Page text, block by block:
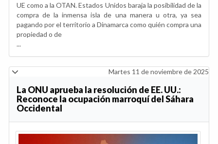
UE como a la OTAN. Estados Unidos baraja la posibilidad de la
compra de la inmensa isla de una manera u otra, ya sea
pagando por el territorio a Dinamarca como quién compra una
propiedad o de
...
Martes 11 de noviembre de 2025
La ONU aprueba la resolución de EE. UU.:
Reconoce la ocupación marroquí del Sáhara
Occidental